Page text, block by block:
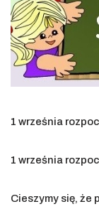
1 września
1 września
Cieszymy się, że